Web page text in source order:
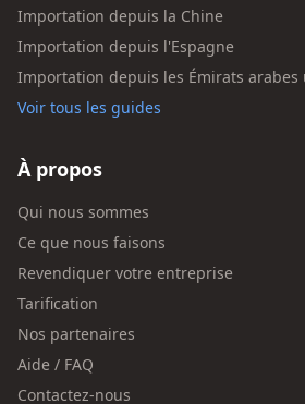
Importation depuis la Chine
Importation depuis l'Espagne
Importation depuis les Émirats arabes
Voir tous les guides
À propos
Qui nous sommes
Ce que nous faisons
Revendiquer votre entreprise
Tarification
Nos partenaires
Aide / FAQ
Contactez-nous